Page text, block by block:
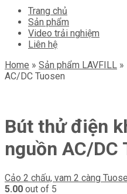
Trang chủ
Sản phẩm
Video trải nghiệm
Liên hệ
Home » Sản phẩm LAVFILL »
AC/DC Tuosen
Bút thử điện
nguồn AC/DC
Cảo 2 chấu, vam 2 càng
5.00 out of 5